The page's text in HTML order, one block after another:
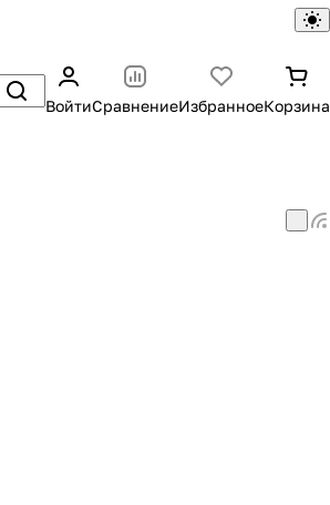
ВойтиСравнениеИзбранноеКорзина